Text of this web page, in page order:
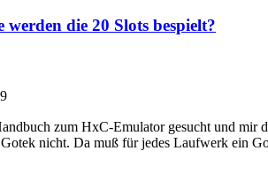
die 20 Slots bespielt?
zum HxC-Emulator gesucht und
nicht. Da muß für jedes Laufwerk ein